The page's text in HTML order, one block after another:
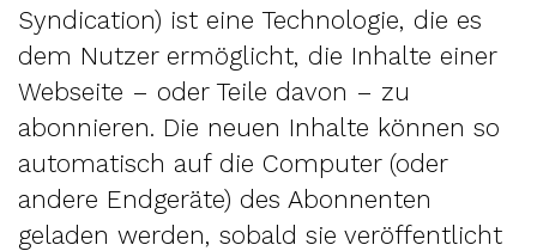
Syndication) ist eine Technologie, die es
dem Nutzer ermöglicht, die Inhalte einer
Webseite – oder Teile davon – zu
abonnieren. Die neuen Inhalte können so
automatisch auf die Computer (oder
andere Endgeräte) des Abonnenten
geladen werden, sobald sie veröffentlicht